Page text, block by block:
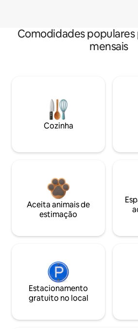
Comodidades populares
mensais
Cozinha
Aceita animais de
estimação
Estacionamento
gratuito no local